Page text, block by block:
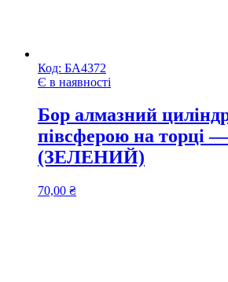
Код: БА4372
Є в наявності
Бор алмазний
півсферою на торці —
(ЗЕЛЕНИЙ)
70,00 ₴